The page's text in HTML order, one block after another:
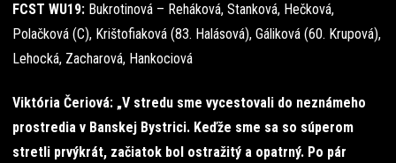
FCST WU19: Bukrotinová – Reháková, Stanková, Hečková,
Polačková (C), Krištofiaková (83. Halásová), Gáliková (60. Krupová),
Lehocká, Zacharová, Hankociová
Viktória Čeriová: „V stredu sme vycestovali do neznámeho
prostredia v Banskej Bystrici. Keďže sme sa so súperom
stretli prvýkrát, začiatok bol ostražitý a opatrný. Po pár